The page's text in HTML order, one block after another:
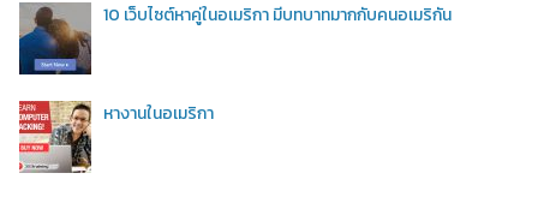
10 เว็บไซต์หาคู่ในอเมริกา มีบทบาทมากกับคนอเมริกัน
หางานในอเมริกา